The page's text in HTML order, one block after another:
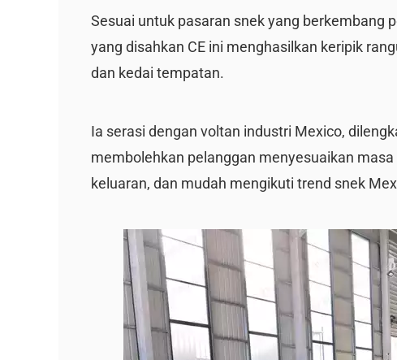
Sesuai untuk pasaran snek yang berkembang
yang disahkan CE ini menghasilkan keripik
dan kedai tempatan.
Ia serasi dengan voltan industri Mexico,
membolehkan pelanggan menyesuaikan
keluaran, dan mudah mengikuti trend snek